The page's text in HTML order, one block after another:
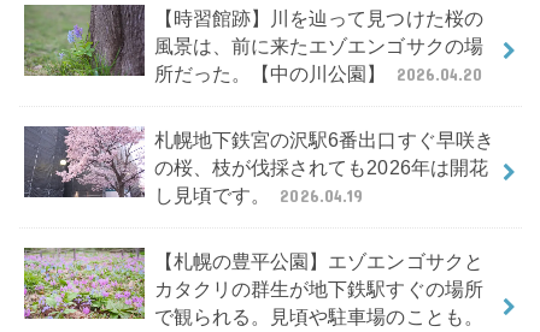
【時習館跡】川を辿って見つけた桜の
風景は、前に来たエゾエンゴサクの場
所だった。【中の川公園】
2026.04.20
札幌地下鉄宮の沢駅6番出口すぐ早咲き
の桜、枝が伐採されても2026年は開花
し見頃です。
2026.04.19
【札幌の豊平公園】エゾエンゴサクと
カタクリの群生が地下鉄駅すぐの場所
で観られる。見頃や駐車場のことも。